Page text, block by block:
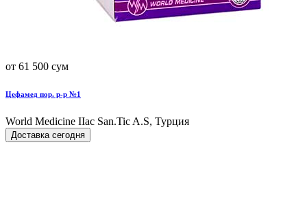
от 61 500 сум
Цефамед пор. р-р №1
World Мedicine IIac San.Tic A.S, Турция
Доставка сегодня